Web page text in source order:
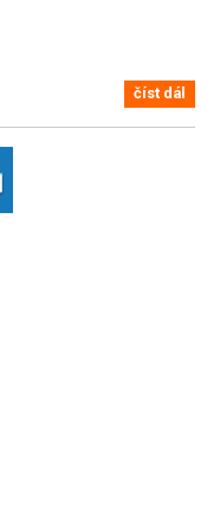
číst dál